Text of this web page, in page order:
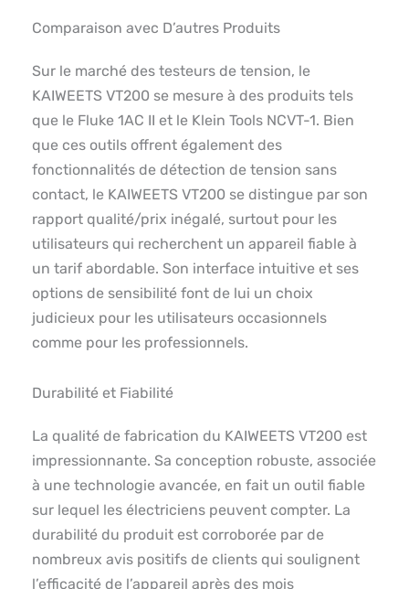
Comparaison avec D’autres Produits
Sur le marché des testeurs de tension, le
KAIWEETS VT200 se mesure à des produits tels
que le Fluke 1AC II et le Klein Tools NCVT-1. Bien
que ces outils offrent également des
fonctionnalités de détection de tension sans
contact, le KAIWEETS VT200 se distingue par son
rapport qualité/prix inégalé, surtout pour les
utilisateurs qui recherchent un appareil fiable à
un tarif abordable. Son interface intuitive et ses
options de sensibilité font de lui un choix
judicieux pour les utilisateurs occasionnels
comme pour les professionnels.
Durabilité et Fiabilité
La qualité de fabrication du KAIWEETS VT200 est
impressionnante. Sa conception robuste, associée
à une technologie avancée, en fait un outil fiable
sur lequel les électriciens peuvent compter. La
durabilité du produit est corroborée par de
nombreux avis positifs de clients qui soulignent
l’efficacité de l’appareil après des mois